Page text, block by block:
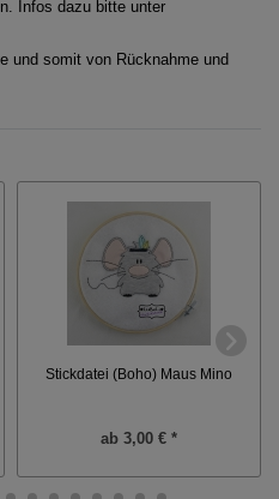
Infos dazu bitte unter
und somit von Rücknahme und
Stickdatei (Boho) Maus Mino
ab 3,00 € *